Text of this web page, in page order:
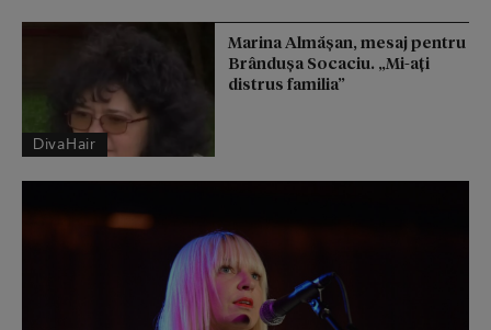
DivaHair
Marina Almășan, mesaj pentru
Brândușa Socaciu. „Mi-ați
distrus familia”